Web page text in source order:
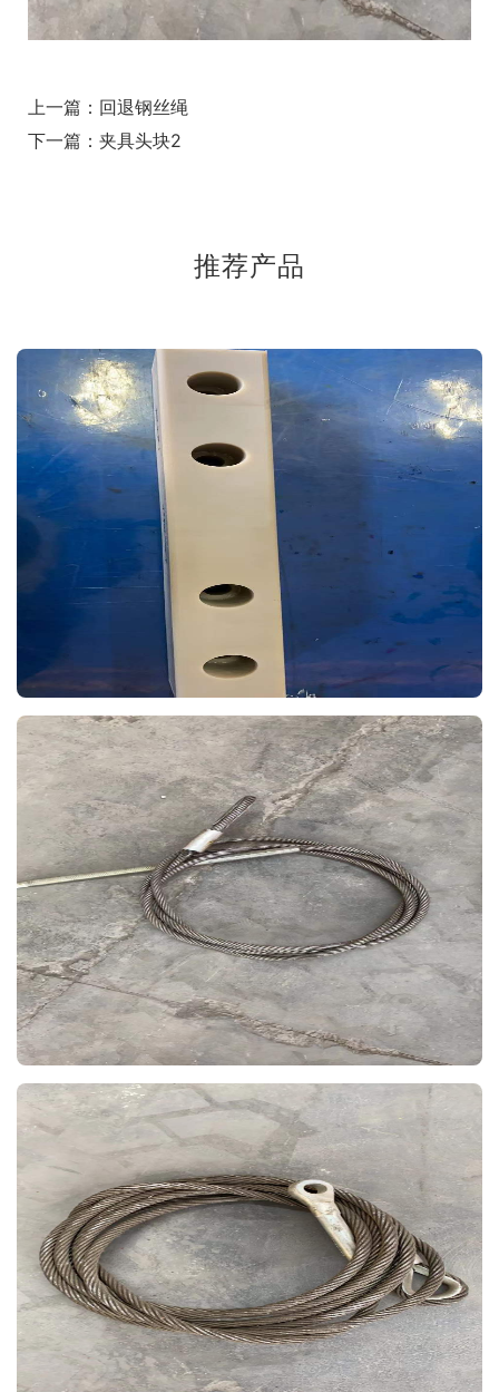
上一篇： 回退钢丝绳
下一篇： 夹具头块2
推荐产品